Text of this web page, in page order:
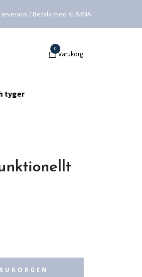
/ Betala med KLARNA
0
Varukorg
tyger